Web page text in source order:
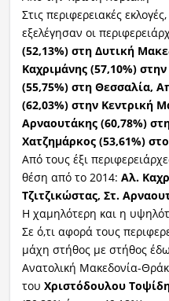
Στις περιφερειακές
εξελέγησαν οι
(52,13%) στη Δυτική
Καχριμάνης (57,10%)
(55,75%) στη Θεσσαλία,
(62,03%) στην Κεντρική
Αρναουτάκης (60,78%)
Χατζημάρκος (53,61%)
Από τους έξι
θέση από το 2014: Αλ.
Τζιτζικώστας, Στ.
Η χαμηλότερη και η
Σε ό,τι αφορά τους
μάχη στήθος με στήθος
Ανατολική Μακεδονία-
του Χριστόδουλου